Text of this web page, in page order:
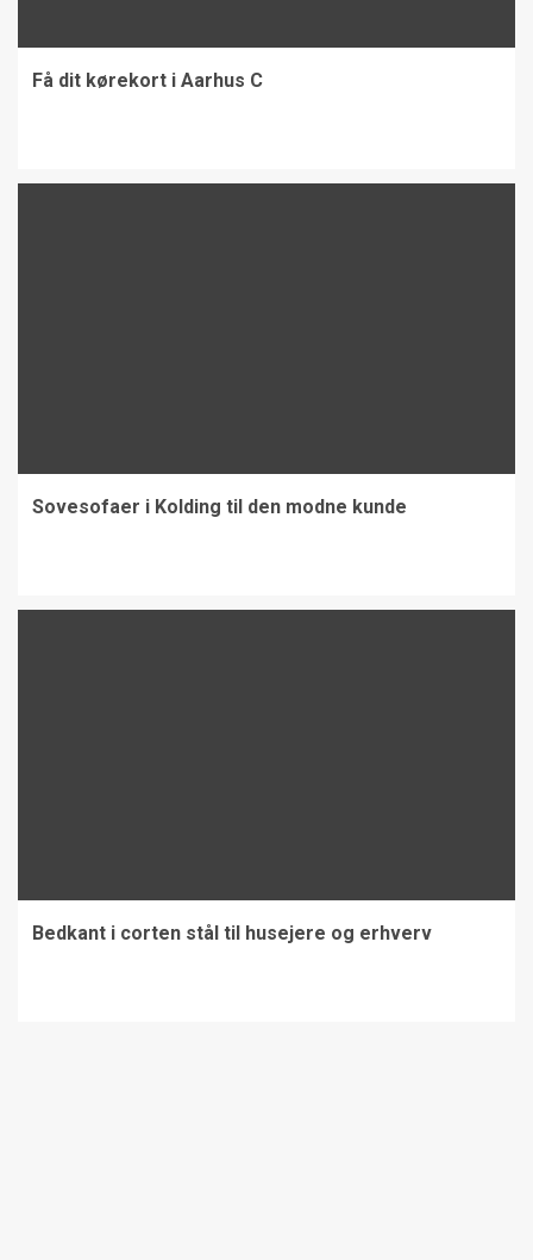
Få dit kørekort i Aarhus C
Sovesofaer i Kolding til den modne kunde
Bedkant i corten stål til husejere og erhverv